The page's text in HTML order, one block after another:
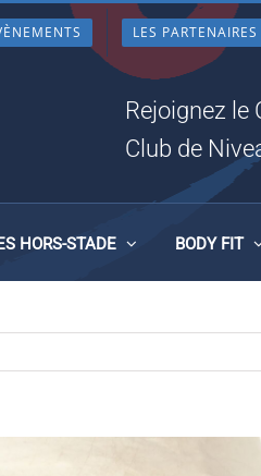
LES PARTENAIRES
Rejoignez le
Club de
HORS-STADE BODY FIT